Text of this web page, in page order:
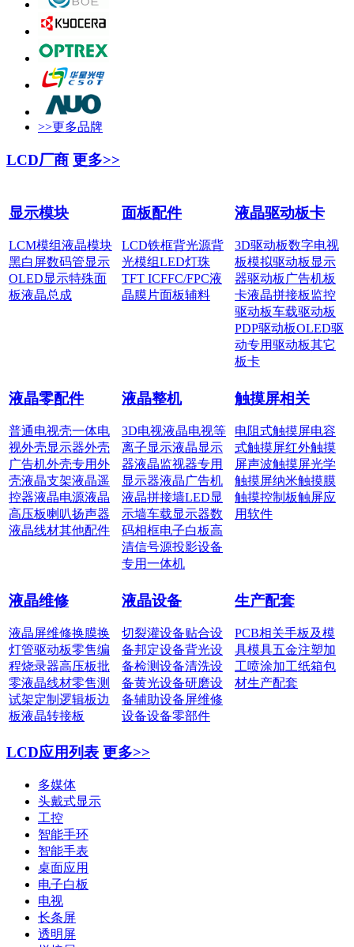
>>更多品牌
LCD厂商 更多>>
显示模块
LCM模组液晶模块
黑白屏数码管显示
OLED显示特殊面
板液晶总成
面板配件
LCD铁框背光源背
光模组LED灯珠
TFT ICFFC/FPC液
晶膜片面板辅料
液晶驱动板卡
3D驱动板数字电视
板模拟驱动板 显示
器驱动板广告机板
卡液晶拼接板监控
驱动板车载驱动板
PDP驱动板OLED驱
动专用驱动板其它
板卡
液晶零配件
普通电视壳一体电
视外壳显示器外壳
广告机外壳专用外
壳液晶支架液晶遥
控器液晶电源液晶
高压板喇叭扬声器
液晶线材其他配件
液晶整机
3D电视液晶电视等
离子显示液晶显示
器液晶监视器专用
显示器液晶广告机
液晶拼接墙LED显
示墙车载显示器数
码相框电子白板高
清信号源投影设备
专用一体机
触摸屏相关
电阻式触摸屏电容
式触摸屏红外触摸
屏声波触摸屏光学
触摸屏纳米触摸膜
触摸控制板触屏应
用软件
液晶维修
液晶屏维修换膜换
灯管驱动板零售编
程烧录器高压板批
零液晶线材零售测
试架定制 逻辑板边
板液晶转接板
液晶设备
切裂灌设备贴合设
备邦定设备背光设
备检测设备清洗设
备黄光设备研磨设
备辅助设备屏维修
设备设备零部件
生产配套
PCB相关手板及模
具模具五金注塑加
工喷涂加工纸箱包
材生产配套
LCD应用列表 更多>>
多媒体
头戴式显示
工控
智能手环
智能手表
桌面应用
电子白板
电视
长条屏
透明屏